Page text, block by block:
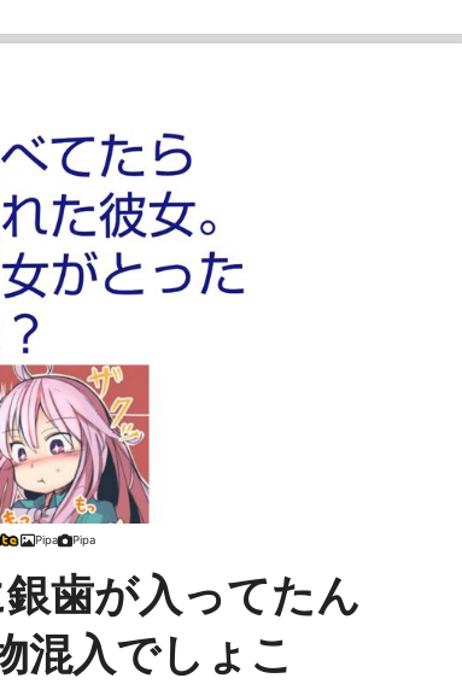
Pipa Pipa
歯が入ってたん
混入でしょこ